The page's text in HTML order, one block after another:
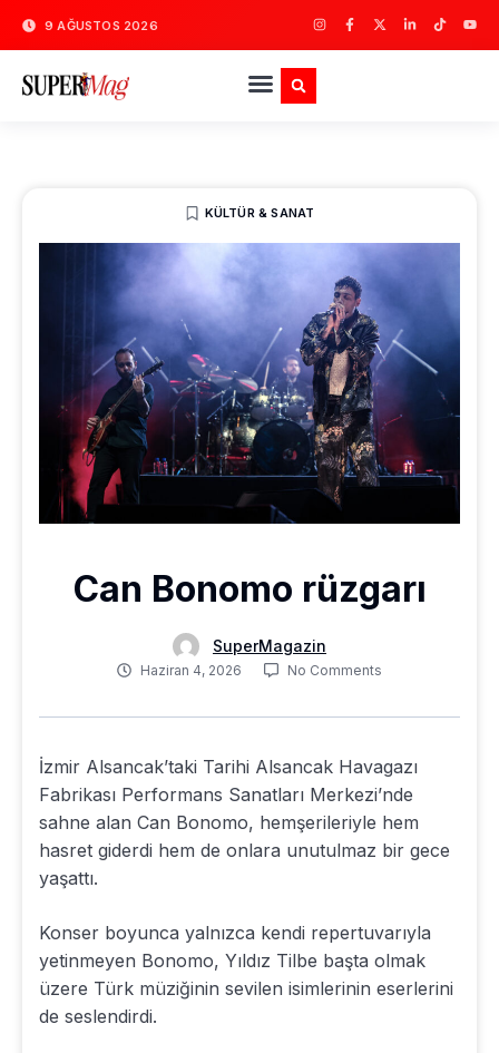
9 AĞUSTOS 2026
KÜLTÜR & SANAT
Can Bonomo rüzgarı
SuperMagazin
Haziran 4, 2026 No Comments
İzmir Alsancak’taki Tarihi Alsancak Havagazı
Fabrikası Performans Sanatları Merkezi’nde
sahne alan Can Bonomo, hemşerileriyle hem
hasret giderdi hem de onlara unutulmaz bir gece
yaşattı.
Konser boyunca yalnızca kendi repertuvarıyla
yetinmeyen Bonomo, Yıldız Tilbe başta olmak
üzere Türk müziğinin sevilen isimlerinin eserlerini
de seslendirdi.